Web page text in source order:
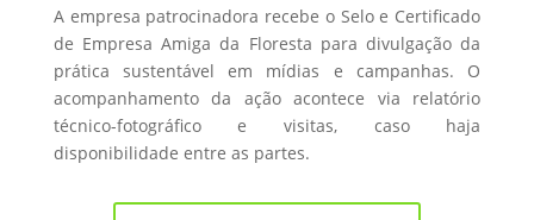
A empresa patrocinadora recebe o Selo e Certificado
de Empresa Amiga da Floresta para divulgação da
prática sustentável em mídias e campanhas. O
acompanhamento da ação acontece via relatório
técnico-fotográfico e visitas, caso haja
disponibilidade entre as partes.